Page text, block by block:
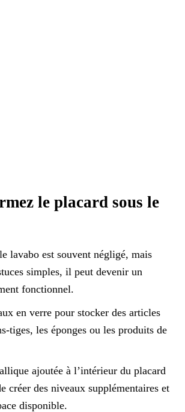
le placard sous le
lavabo est souvent négligé, mais
simples, il peut devenir un
fonctionnel.
en verre pour stocker des articles
tiges, les éponges ou les produits de
ajoutée à l’intérieur du placard
créer des niveaux supplémentaires et
disponible.